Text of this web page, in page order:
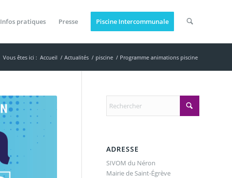
Infos pratiques Presse Piscine Intercommunale
Vous êtes ici : Accueil / Actualités / piscine / Programme animations piscine
ADRESSE
SIVOM du Néron
Mairie de Saint-Égrève